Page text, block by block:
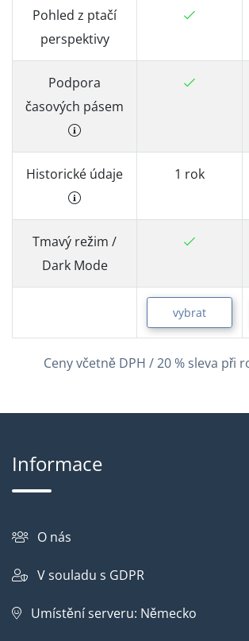
Pohled z ptačí
perspektivy
Podpora
časových pásem
Historické údaje 1 rok
Tmavý režim /
Dark Mode
vybrat
Ceny včetně DPH / 20 % sleva při
Informace
O nás
V souladu s GDPR
Umístění serveru: Německo